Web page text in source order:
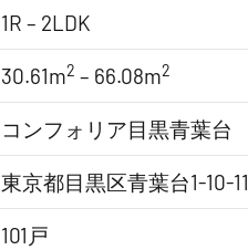
1R – 2LDK
30.61m2 – 66.08m2
コンフォリア目黒青葉台
東京都目黒区青葉台1-10-11
101戸